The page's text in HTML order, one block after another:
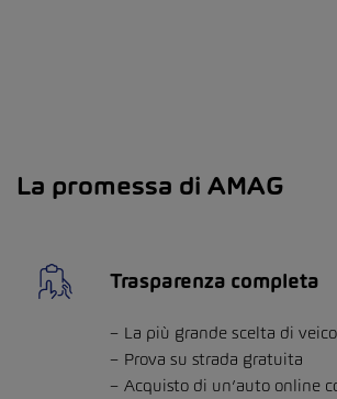
La promessa di AMAG
Trasparenza completa
La più grande scelta di
Prova su strada gratuita
Acquisto di un’auto online